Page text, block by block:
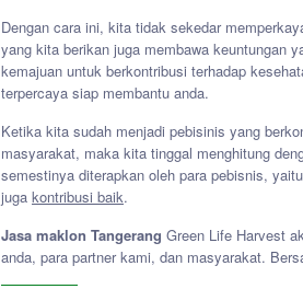
Dengan cara ini, kita tidak sekedar
yang kita berikan juga membawa keuntungan
kemajuan untuk berkontribusi terhadap
terpercaya siap membantu anda.
Ketika kita sudah menjadi pebisinis yang
masyarakat, maka kita tinggal menghitung
semestinya diterapkan oleh para pebisnis,
juga kontribusi baik.
Jasa maklon Tangerang Green Life Harvest
anda, para partner kami, dan masyarakat.